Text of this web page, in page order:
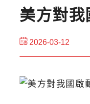
美方對
2026-03-12